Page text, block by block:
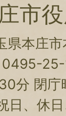
市
本庄市
25-
分 閉
日、休